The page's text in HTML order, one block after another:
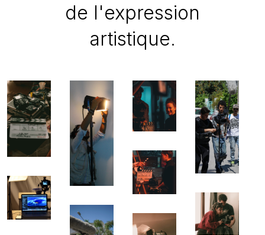
de l'expression
artistique.